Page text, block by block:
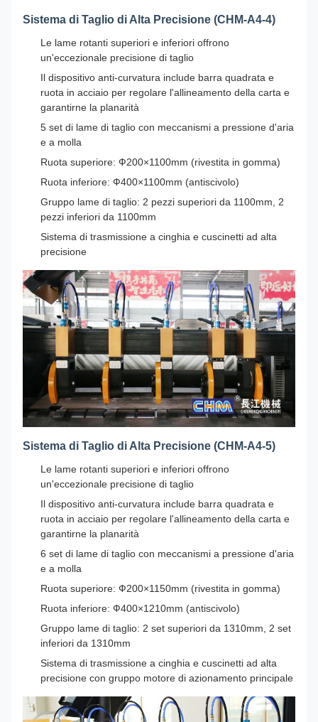
Sistema di Taglio di Alta Precisione (CHM-A4-4)
Le lame rotanti superiori e inferiori offrono
un'eccezionale precisione di taglio
Il dispositivo anti-curvatura include barra quadrata e
ruota in acciaio per regolare l'allineamento della carta e
garantirne la planarità
5 set di lame di taglio con meccanismi a pressione d'aria
e a molla
Ruota superiore: Ф200×1100mm (rivestita in gomma)
Ruota inferiore: Ф400×1100mm (antiscivolo)
Gruppo lame di taglio: 2 pezzi superiori da 1100mm, 2
pezzi inferiori da 1100mm
Sistema di trasmissione a cinghia e cuscinetti ad alta
precisione
Sistema di Taglio di Alta Precisione (CHM-A4-5)
Le lame rotanti superiori e inferiori offrono
un'eccezionale precisione di taglio
Il dispositivo anti-curvatura include barra quadrata e
ruota in acciaio per regolare l'allineamento della carta e
garantirne la planarità
6 set di lame di taglio con meccanismi a pressione d'aria
e a molla
Ruota superiore: Ф200×1150mm (rivestita in gomma)
Ruota inferiore: Ф400×1210mm (antiscivolo)
Gruppo lame di taglio: 2 set superiori da 1310mm, 2 set
inferiori da 1310mm
Sistema di trasmissione a cinghia e cuscinetti ad alta
precisione con gruppo motore di azionamento principale